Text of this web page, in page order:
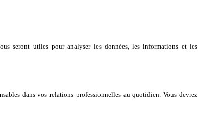
seront utiles pour analyser les données, les informations et les
dans vos relations professionnelles au quotidien. Vous devrez